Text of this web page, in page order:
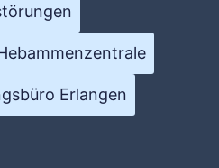
Erlangen